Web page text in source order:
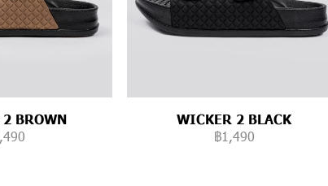
BROWN WICKER 2 BLACK
฿1,490